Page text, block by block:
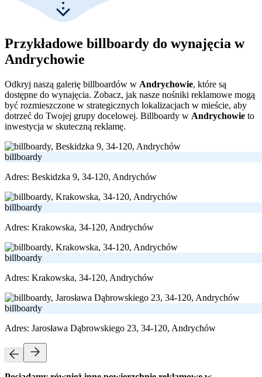
Przykładowe billboardy do wynajęcia w
Andrychowie
Odkryj naszą galerię billboardów w Andrychowie, które są
dostępne do wynajęcia. Zobacz, jak nasze nośniki reklamowe mogą
być rozmieszczone w strategicznych lokalizacjach w mieście, aby
dotrzeć do Twojej grupy docelowej. Billboardy w Andrychowie to
inwestycja w skuteczną reklamę.
billboardy
Adres: Beskidzka 9, 34-120, Andrychów
billboardy
Adres: Krakowska, 34-120, Andrychów
billboardy
Adres: Krakowska, 34-120, Andrychów
billboardy
Adres: Jarosława Dąbrowskiego 23, 34-120, Andrychów